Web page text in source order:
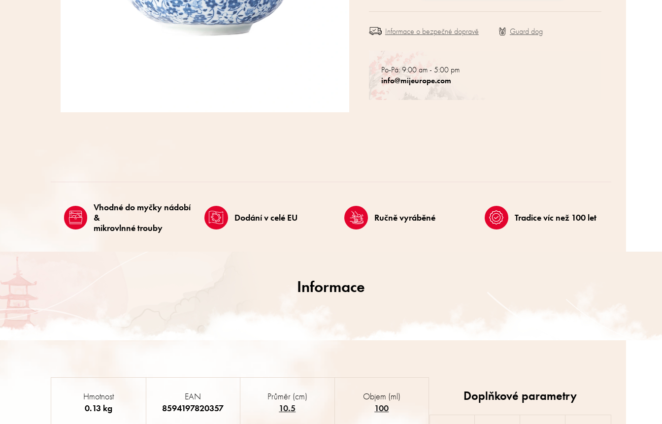
Po-Pá: 9:00 am - 5:00 pm
info@mijeurope.com
Informace o bezpečné dopravě
Vhodné do myčky nádobí
&
mikrovlnné trouby
Dodání v celé EU Ručně vyráběné Tradice víc než 100 let
Hmotnost
0.13 kg
EAN
8594197820357
Průměr (cm)
10.5
Objem (ml)
100